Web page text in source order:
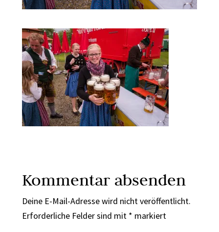
Kommentar absenden
Deine E-Mail-Adresse wird nicht veröffentlicht.
Erforderliche Felder sind mit * markiert